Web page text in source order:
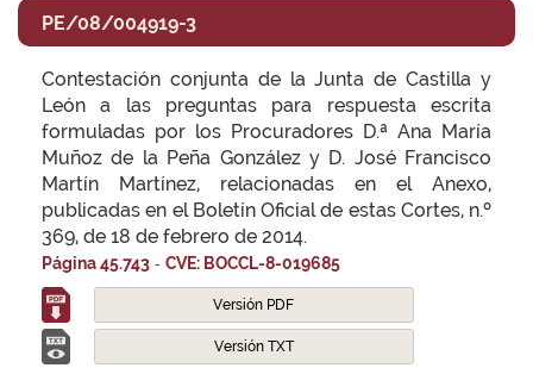
PE/08/004919-3
Contestación conjunta de la Junta de Castilla y
León a las preguntas para respuesta escrita
formuladas por los Procuradores D.ª Ana María
Muñoz de la Peña González y D. José Francisco
Martín Martínez, relacionadas en el Anexo,
publicadas en el Boletín Oficial de estas Cortes, n.º
369, de 18 de febrero de 2014.
Página 45.743 - CVE: BOCCL-8-019685
Versión PDF
Versión TXT